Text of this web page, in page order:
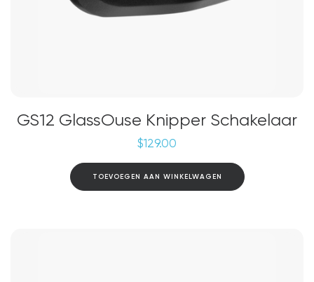
GS12 GlassOuse Knipper Schakelaar
$129.00
TOEVOEGEN AAN WINKELWAGEN